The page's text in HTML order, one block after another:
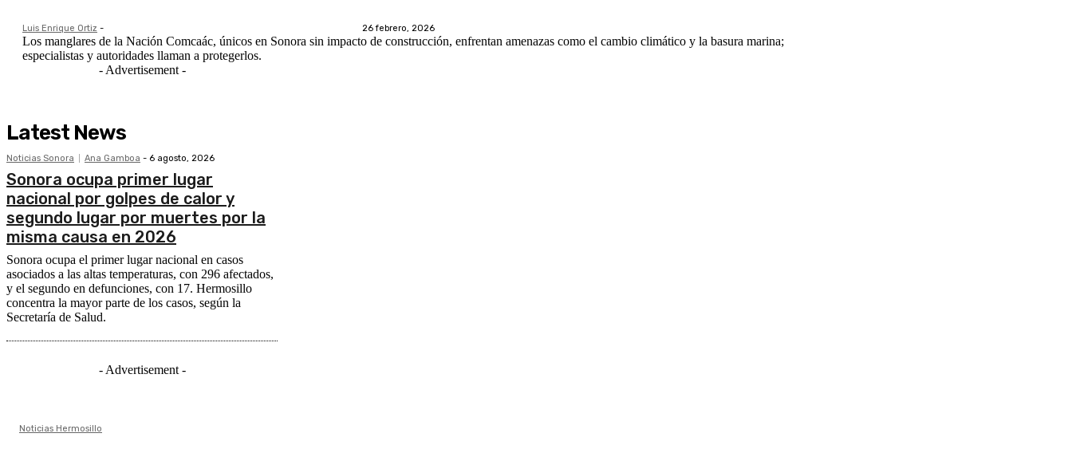
Luis Enrique Ortiz - 26 febrero, 2026
Los manglares de la Nación Comcaác, únicos en Sonora sin impacto de construcción, enfrentan amenazas como el cambio climático y la basura marina;
especialistas y autoridades llaman a protegerlos.
- Advertisement -
Latest News
Noticias Sonora Ana Gamboa - 6 agosto, 2026
Sonora ocupa primer lugar
nacional por golpes de calor y
segundo lugar por muertes por la
misma causa en 2026
Sonora ocupa el primer lugar nacional en casos
asociados a las altas temperaturas, con 296 afectados,
y el segundo en defunciones, con 17. Hermosillo
concentra la mayor parte de los casos, según la
Secretaría de Salud.
- Advertisement -
Noticias Hermosillo